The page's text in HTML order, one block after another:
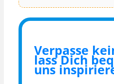
Verpasse
lass Dich
uns